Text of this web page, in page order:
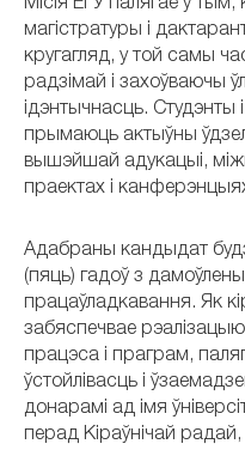
Місія ЕГУ палягае ў
магістратуры і
кругагляд, у той самы
радзімай і захоўваючы
ідэнтычнасць. Студэнты
прымаюць актыўны
вышэйшай адукацыі,
праектах і
Адабраны кандыдат
(пяць) гадоў з
працаўладкавання. Як
забяспечвае
працэса і праграм,
ўстойлівасць і
донарамі ад імя
перад Кіраўнічай